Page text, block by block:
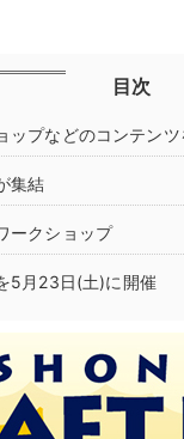
目次
ップなどのコンテン
集結
ークショップ
5月23日(土)に開催